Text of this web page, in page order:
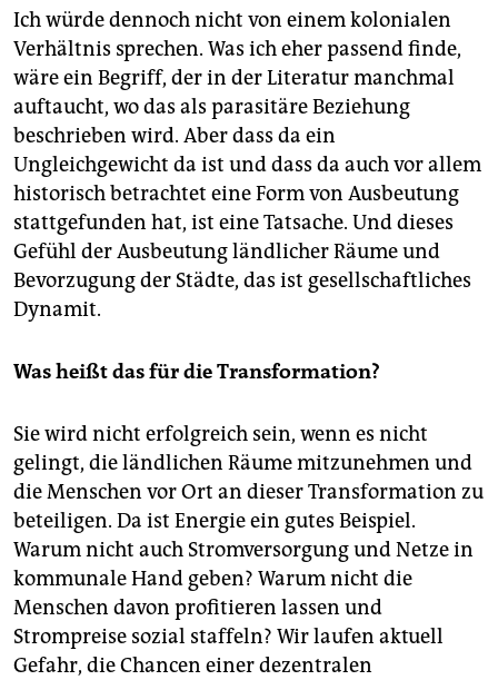
Ich würde dennoch nicht von einem kolonialen
Verhältnis sprechen. Was ich eher passend finde,
wäre ein Begriff, der in der Literatur manchmal
auftaucht, wo das als parasitäre Beziehung
beschrieben wird. Aber dass da ein
Ungleichgewicht da ist und dass da auch vor allem
historisch betrachtet eine Form von Ausbeutung
stattgefunden hat, ist eine Tatsache. Und dieses
Gefühl der Ausbeutung ländlicher Räume und
Bevorzugung der Städte, das ist gesellschaftliches
Dynamit.
Was heißt das für die Transformation?
Sie wird nicht erfolgreich sein, wenn es nicht
gelingt, die ländlichen Räume mitzunehmen und
die Menschen vor Ort an dieser Transformation zu
beteiligen. Da ist Energie ein gutes Beispiel.
Warum nicht auch Stromversorgung und Netze in
kommunale Hand geben? Warum nicht die
Menschen davon profitieren lassen und
Strompreise sozial staffeln? Wir laufen aktuell
Gefahr, die Chancen einer dezentralen